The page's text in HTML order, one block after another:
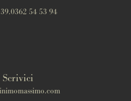
54 53 94
Scrivici